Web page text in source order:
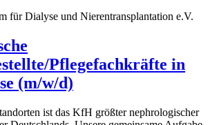
für Dialyse und Nierentransplantation e.V.
Pflegefachkräfte in
(m/w/d)
ist das KfH größter nephrologischer